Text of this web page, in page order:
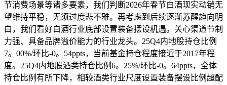
节消费场景等诸多要素，我们判断2026年春节白酒现实动销无
望维持平稳，无须过度悲不雅。再考虑到后续逐渐苏醒趋向明
白，我们看好白酒行业底部设置装备摆设机遇。关心渠道节制
力强、具备品牌溢价能力的行业龙头。25Q4内地股持仓比例
7。00%/环比-0。54ppts，当前基金持仓程度接近于2017年程
度。25Q4内地股酒类持仓比例6。25%/环比-0。64ppts，全体
持仓比例有所下降，相较酒类行业尺度设置装备摆设比例超配